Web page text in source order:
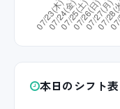
本日のシフト表